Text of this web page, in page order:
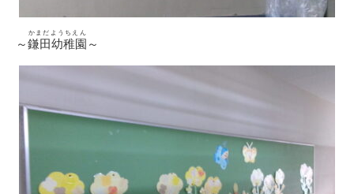
～鎌田幼稚園
かまだようちえん
～